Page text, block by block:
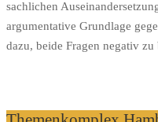
sachlichen
argumentative Grundlage
dazu, beide Fragen negativ zu